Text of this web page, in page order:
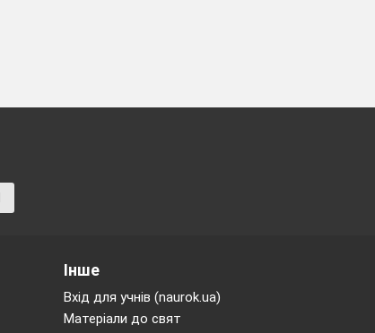
Інше
Вхід для учнів (naurok.ua)
Матеріали до свят